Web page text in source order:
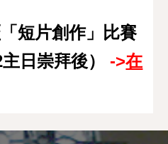
短片創作」比賽
日崇拜後） ->在